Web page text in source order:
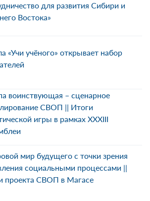
для развития Сибири и
Востока»
«Учи учёного» открывает набор
воинствующая – сценарное
СВОП || Итоги
игры в рамках ХХXIII
мир будущего с точки зрения
социальными процессами ||
проекта СВОП в Магасе